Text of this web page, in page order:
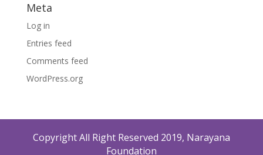
Meta
Log in
Entries feed
Comments feed
WordPress.org
Copyright All Right Reserved 2019, Narayana
Foundation